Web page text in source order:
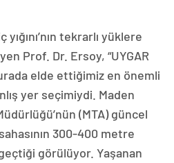
tekrarlı yüklere
Prof. Dr. Ersoy, “UYGAR
elde ettiğimiz en önemli
yer seçimiydi. Maden
(MTA) güncel
300-400 metre
görülüyor. Yaşanan